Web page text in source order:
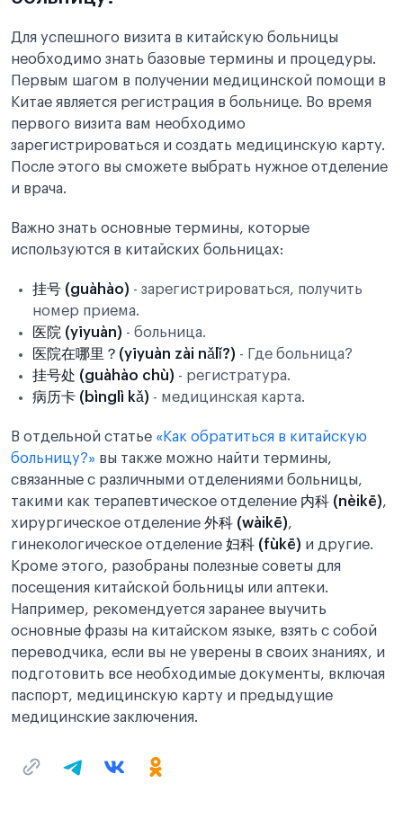
Для успешного визита в китайскую больницы
необходимо знать базовые термины и процедуры.
Первым шагом в получении медицинской помощи в
Китае является регистрация в больнице. Во время
первого визита вам необходимо
зарегистрироваться и создать медицинскую карту.
После этого вы сможете выбрать нужное отделение
и врача.
Важно знать основные термины, которые
используются в китайских больницах:
挂号 (guàhào) - зарегистрироваться, получить
номер приема.
医院 (yīyuàn) - больница.
医院在哪里？(yīyuàn zài nǎlǐ?) - Где больница?
挂号处 (guàhào chù) - регистратура.
病历卡 (bìnglì kǎ) - медицинская карта.
В отдельной статье «Как обратиться в китайскую
больницу?» вы также можно найти термины,
связанные с различными отделениями больницы,
такими как терапевтическое отделение 内科 (nèikē),
хирургическое отделение 外科 (wàikē),
гинекологическое отделение 妇科 (fùkē) и другие.
Кроме этого, разобраны полезные советы для
посещения китайской больницы или аптеки.
Например, рекомендуется заранее выучить
основные фразы на китайском языке, взять с собой
переводчика, если вы не уверены в своих знаниях, и
подготовить все необходимые документы, включая
паспорт, медицинскую карту и предыдущие
медицинские заключения.